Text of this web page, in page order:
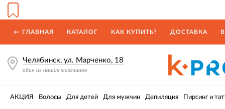
← ГЛАВНАЯ КАТАЛОГ КАК КУПИТЬ? ДОСТАВКА
Челябинск, ул. Марченко, 18
один из наших магазинов
АКЦИЯ Волосы Для детей Для мужчин Депиляция Пирсинг и